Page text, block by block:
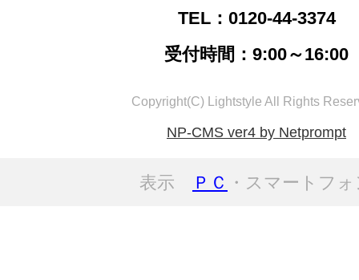
TEL：0120-44-3374
受付時間：9:00～16:00
Copyright(C) Lightstyle All Rights
NP-CMS ver4 by Netprompt
表示 ＰＣ ・スマートフ